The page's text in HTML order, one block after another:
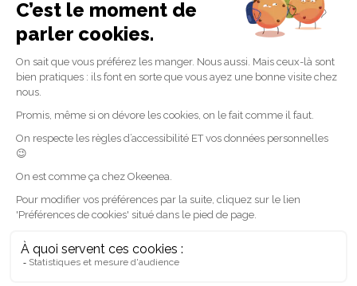
Suivez le blogAccessibilite-DV
par Lise notre
experte accessibilité.
Suivez-nous
Linkedin
Facebook
Youtube